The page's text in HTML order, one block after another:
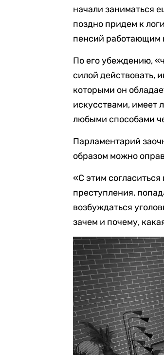
начали заниматься
поздно придем к
пенсий работающим
По его убеждению,
силой действовать,
которыми он
искусствами, имеет
любыми способами
Парламентарий
образом можно
«С этим согласиться
преступления,
возбуждаться
зачем и почему,